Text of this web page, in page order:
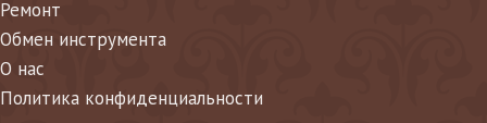
Ремонт
Обмен инструмента
О нас
Политика конфиденциальности